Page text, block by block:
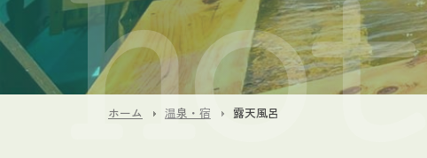
ホーム 温泉・宿 露天風呂